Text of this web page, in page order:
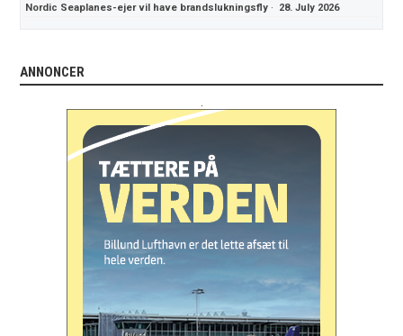
Nordic Seaplanes-ejer vil have brandslukningsfly · 28. July 2026
ANNONCER